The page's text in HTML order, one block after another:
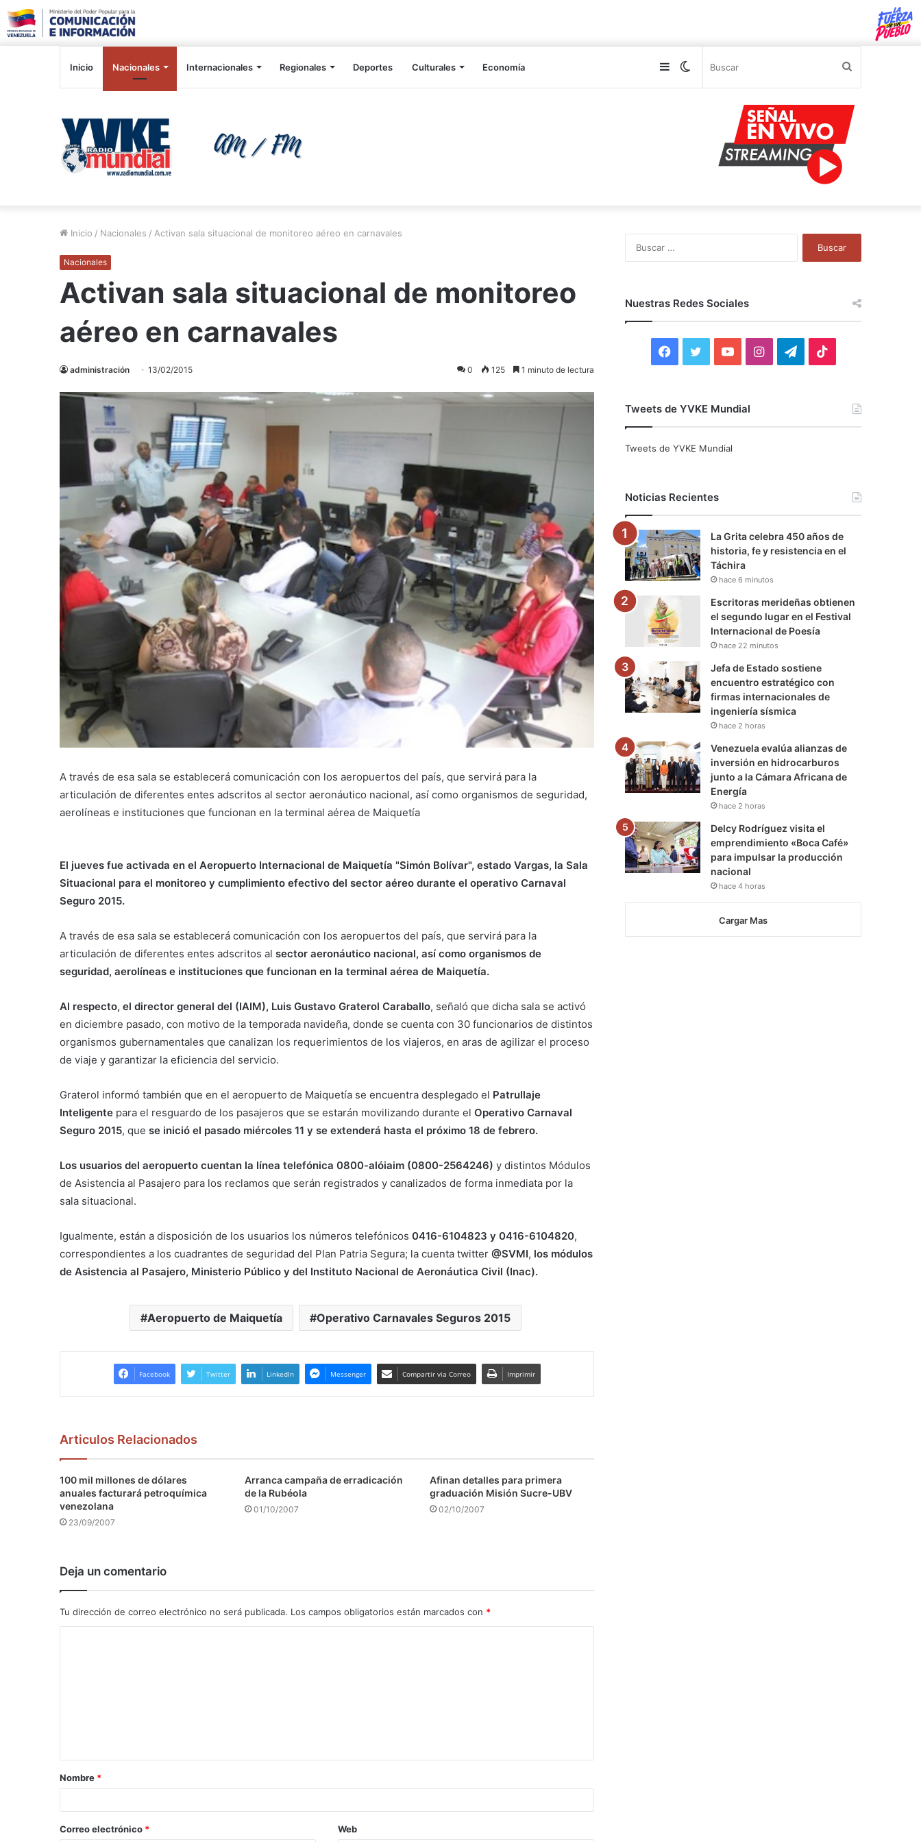
Inicio Nacionales Internacionales Regionales Deportes Culturales Economía Switch
Sidebar
Inicio / Nacionales / Activan sala situacional de monitoreo aéreo en carnavales
Nacionales
Activan sala situacional de monitoreo
aéreo en carnavales
administración 13/02/2015 0 125 1 minuto de lectura
A través de esa sala se establecerá comunicación con los aeropuertos del país, que servirá para la
articulación de diferentes entes adscritos al sector aeronáutico nacional, así como organismos de seguridad,
aerolíneas e instituciones que funcionan en la terminal aérea de Maiquetía
El jueves fue activada en el Aeropuerto Internacional de Maiquetía "Simón Bolívar", estado Vargas, la Sala
Situacional para el monitoreo y cumplimiento efectivo del sector aéreo durante el operativo Carnaval
Seguro 2015.
A través de esa sala se establecerá comunicación con los aeropuertos del país, que servirá para la
articulación de diferentes entes adscritos al sector aeronáutico nacional, así como organismos de
seguridad, aerolíneas e instituciones que funcionan en la terminal aérea de Maiquetía.
Al respecto, el director general del (IAIM), Luis Gustavo Graterol Caraballo, señaló que dicha sala se activó
en diciembre pasado, con motivo de la temporada navideña, donde se cuenta con 30 funcionarios de distintos
organismos gubernamentales que canalizan los requerimientos de los viajeros, en aras de agilizar el proceso
de viaje y garantizar la eficiencia del servicio.
Graterol informó también que en el aeropuerto de Maiquetía se encuentra desplegado el Patrullaje
Inteligente para el resguardo de los pasajeros que se estarán movilizando durante el Operativo Carnaval
Seguro 2015, que se inició el pasado miércoles 11 y se extenderá hasta el próximo 18 de febrero.
Los usuarios del aeropuerto cuentan la línea telefónica 0800-alóiaim (0800-2564246) y distintos Módulos
de Asistencia al Pasajero para los reclamos que serán registrados y canalizados de forma inmediata por la
sala situacional.
Igualmente, están a disposición de los usuarios los números telefónicos 0416-6104823 y 0416-6104820,
correspondientes a los cuadrantes de seguridad del Plan Patria Segura; la cuenta twitter @SVMI, los módulos
de Asistencia al Pasajero, Ministerio Público y del Instituto Nacional de Aeronáutica Civil (Inac).
Aeropuerto de Maiquetía Operativo Carnavales Seguros 2015
Facebook Twitter LinkedIn Messenger Compartir via Correo Imprimir
Articulos Relacionados
100 mil millones de dólares
anuales facturará petroquímica
venezolana
23/09/2007
Arranca campaña de erradicación
de la Rubéola
01/10/2007
Afinan detalles para primera
graduación Misión Sucre-UBV
02/10/2007
Deja un comentario
Tu dirección de correo electrónico no será publicada. Los campos obligatorios están marcados con *
a
r
Nombre *
Correo electrónico * Web
Nuestras Redes Sociales
F
c
o
k
i
r
Y
u
e
I
r
a
T
a
m
Tweets de YVKE Mundial
Tweets de YVKE Mundial
Noticias Recientes
La Grita celebra 450 años de
historia, fe y resistencia en el
Táchira
hace 6 minutos
Escritoras merideñas obtienen
el segundo lugar en el Festival
Internacional de Poesía
hace 22 minutos
Jefa de Estado sostiene
encuentro estratégico con
firmas internacionales de
ingeniería sísmica
hace 2 horas
Venezuela evalúa alianzas de
inversión en hidrocarburos
junto a la Cámara Africana de
Energía
hace 2 horas
Delcy Rodríguez visita el
emprendimiento «Boca Café»
para impulsar la producción
nacional
hace 4 horas
Cargar Mas